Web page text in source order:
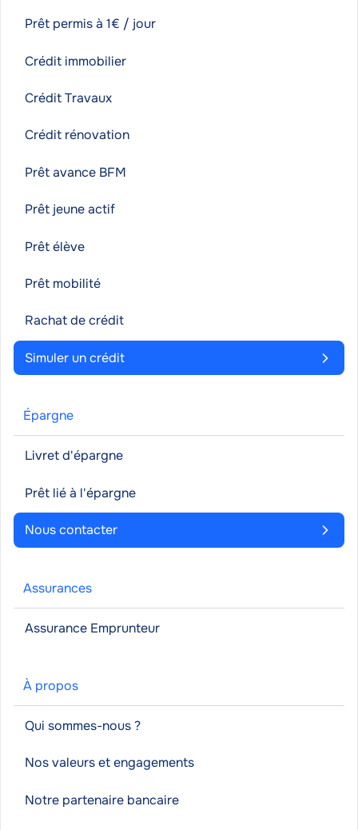
Prêt permis à 1€ / jour
Crédit immobilier
Crédit Travaux
Crédit rénovation
Prêt avance BFM
Prêt jeune actif
Prêt élève
Prêt mobilité
Rachat de crédit
Simuler un crédit
Épargne
Livret d'épargne
Prêt lié à l'épargne
Nous contacter
Assurances
Assurance Emprunteur
À propos
Qui sommes-nous ?
Nos valeurs et engagements
Notre partenaire bancaire